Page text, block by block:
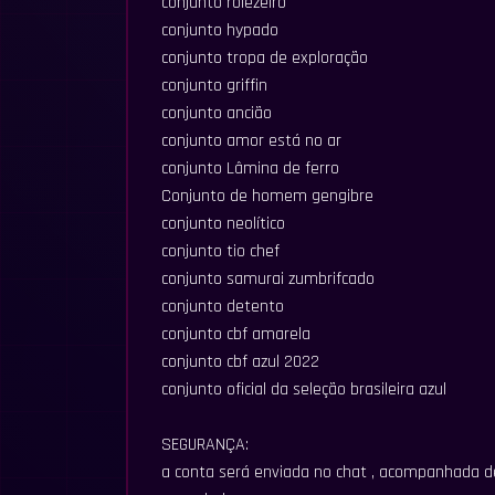
conjunto hypado
conjunto tropa de exploração
conjunto griffin
conjunto ancião
conjunto amor está no ar
conjunto Lâmina de ferro
Conjunto de homem gengibre
conjunto neolítico
conjunto tio chef
conjunto samurai zumbrifcado
conjunto detento
conjunto cbf amarela
conjunto cbf azul 2022
conjunto oficial da seleção brasileira azul
SEGURANÇA:
a conta será enviada no chat , acompanhada